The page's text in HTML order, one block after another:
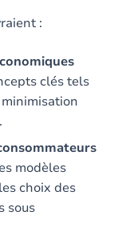
:
clés tels
modèles
choix des
sous